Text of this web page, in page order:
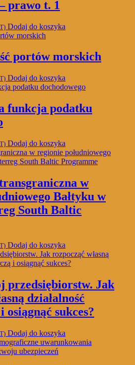
prawo t. 1
Dodaj do koszyka
portów morskich
Dodaj do koszyka
funkcja podatku
Dodaj do koszyka
w
Bałtyku w
South Baltic
Dodaj do koszyka
przedsiębiorstw. Jak
działalność
osiągnąć sukces?
Dodaj do koszyka